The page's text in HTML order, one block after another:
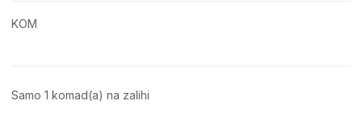
KOM
Samo 1 komad(a) na zalihi